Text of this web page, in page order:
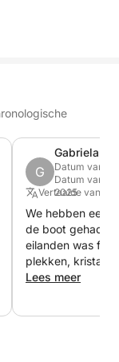
we steken het
Na een dag
de jachthaven
G
Gabriela
Datum van
Datum van
2025
Vertaalde vanuit
We hebben een
de boot gehad!
eilanden was
plekken,
Lees meer